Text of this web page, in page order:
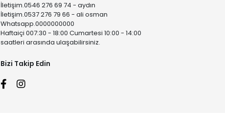
İletişim.0546 276 69 74 - aydın
İletişim.0537 276 79 66 - ali osman
Whatsapp.0000000000
Haftaiçi 007:30 - 18:00 Cumartesi 10:00 - 14:00
saatleri arasında ulaşabilirsiniz.
Bizi Takip Edin